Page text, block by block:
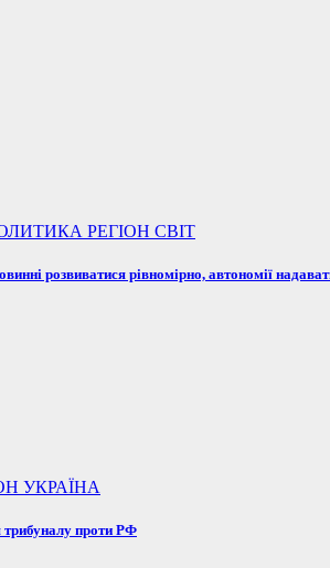
РЕГІОН СВІТ
розвиватися рівномірно, автономії
УКРАЇНА
трибуналу проти РФ